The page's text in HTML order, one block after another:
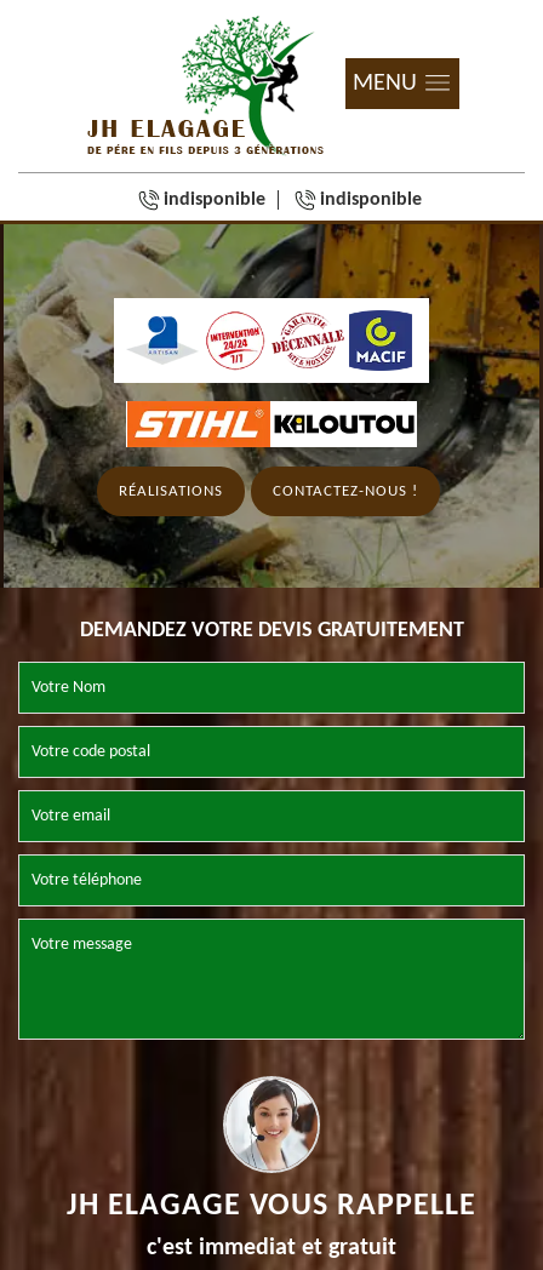
MENU
indisponible indisponible
RÉALISATIONS CONTACTEZ-NOUS !
DEMANDEZ VOTRE DEVIS GRATUITEMENT
JH ELAGAGE VOUS RAPPELLE
c'est immediat et gratuit